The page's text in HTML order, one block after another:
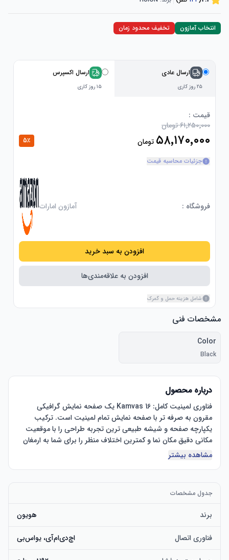
انتخاب آمازون تخفیف محدود زمان
ارسال عادی
۲۵ روز کاری
ارسال اکسپرس
۱۵ روز کاری
قیمت :
۶۱٬۲۵۰٬۰۰۰ تومان
۵۸٬۱۷۰٬۰۰۰ تومان 5٪
جزئیات محاسبه قیمت
فروشگاه : آمازون امارات
افزودن به سبد خرید
افزودن به علاقه‌مندی‌ها
شامل هزینه حمل و گمرک
مشخصات فنی
Color
Black
درباره محصول
HUION Kamvas 16 2021 تقریباً مشابه Kamvas 13 است، اما یک
خوش آمدید از آن لذت ببرید! لطفاً اگر در مورد محصولات ما سؤالی
مشاهده بیشتر
جدول مشخصات
برند هویون
فناوری اتصال اچ‌دی‌ام‌آی، یو‌اس‌بی